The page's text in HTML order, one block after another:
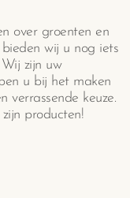
over groenten en
wij u nog iets
zijn uw
u bij het maken
verrassende keuze.
producten!